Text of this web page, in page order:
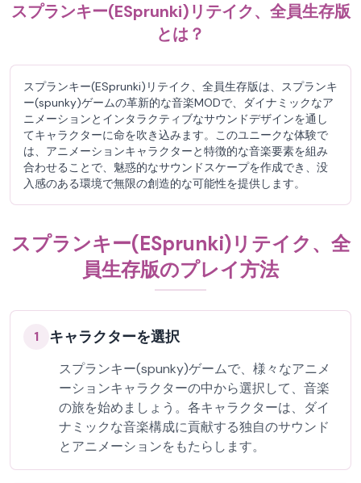
スプランキー(ESprunki)リテイク、全員生存版
とは？
スプランキー(ESprunki)リテイク、全員生存版は、スプランキ
ー(spunky)ゲームの革新的な音楽MODで、ダイナミックなア
ニメーションとインタラクティブなサウンドデザインを通し
てキャラクターに命を吹き込みます。このユニークな体験で
は、アニメーションキャラクターと特徴的な音楽要素を組み
合わせることで、魅惑的なサウンドスケープを作成でき、没
入感のある環境で無限の創造的な可能性を提供します。
スプランキー(ESprunki)リテイク、全
員生存版のプレイ方法
1 キャラクターを選択
スプランキー(spunky)ゲームで、様々なアニメ
ーションキャラクターの中から選択して、音楽
の旅を始めましょう。各キャラクターは、ダイ
ナミックな音楽構成に貢献する独自のサウンド
とアニメーションをもたらします。